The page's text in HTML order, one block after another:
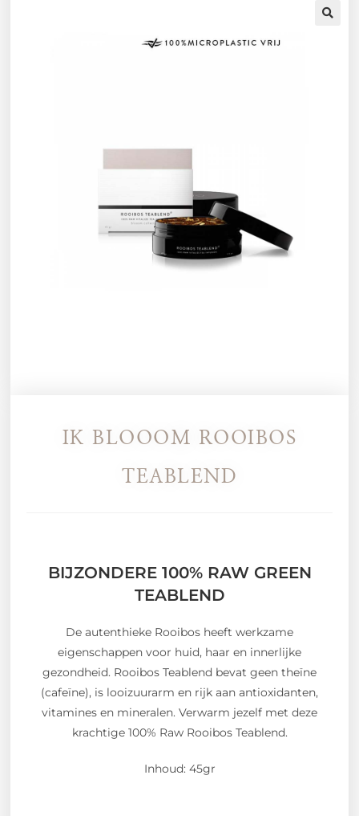
IK BLOOOM ROOIBOS
TEABLEND
BIJZONDERE 100% RAW GREEN
TEABLEND
De autenthieke Rooibos heeft werkzame
eigenschappen voor huid, haar en innerlijke
gezondheid. Rooibos Teablend bevat geen theïne
(cafeïne), is looizuurarm en rijk aan antioxidanten,
vitamines en mineralen. Verwarm jezelf met deze
krachtige 100% Raw Rooibos Teablend.
Inhoud: 45gr